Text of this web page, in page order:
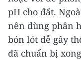
pH cho đất.
nên dùng phân
bón lót dễ gây
đã chuẩn bị